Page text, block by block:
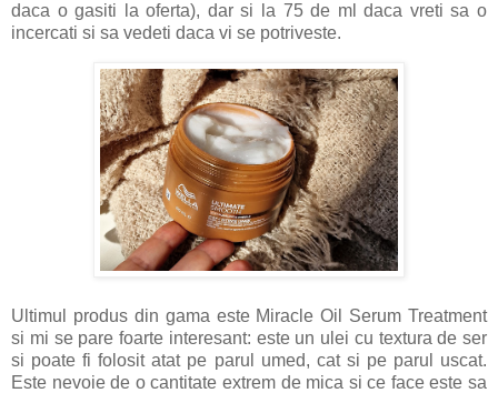
daca o gasiti la oferta), dar si la 75 de ml daca vreti sa o
incercati si sa vedeti daca vi se potriveste.
Ultimul produs din gama este Miracle Oil Serum Treatment
si mi se pare foarte interesant: este un ulei cu textura de ser
si poate fi folosit atat pe parul umed, cat si pe parul uscat.
Este nevoie de o cantitate extrem de mica si ce face este sa